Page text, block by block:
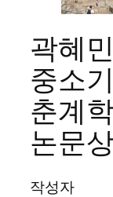
곽혜
중소
춘계
논문
작성자